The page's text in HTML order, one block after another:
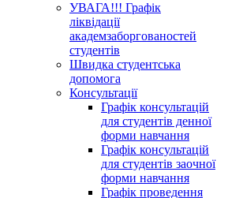
УВАГА!!! Графік
ліквідації
академзаборгованостей
студентів
Швидка студентська
допомога
Консультації
Графік консультацій
для студентів денної
форми навчання
Графік консультацій
для студентів заочної
форми навчання
Графік проведення